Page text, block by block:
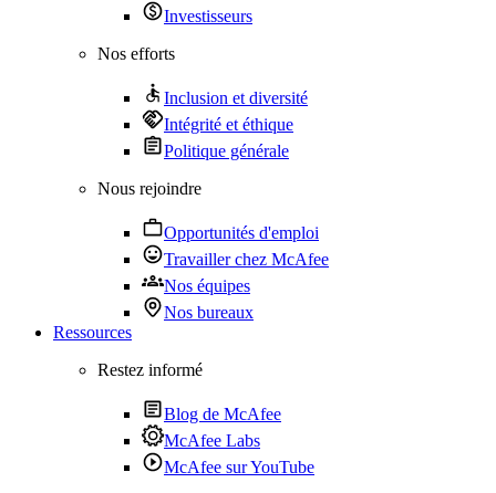
Investisseurs
Nos efforts
Inclusion et diversité
Intégrité et éthique
Politique générale
Nous rejoindre
Opportunités d'emploi
Travailler chez McAfee
Nos équipes
Nos bureaux
Ressources
Restez informé
Blog de McAfee
McAfee Labs
McAfee sur YouTube